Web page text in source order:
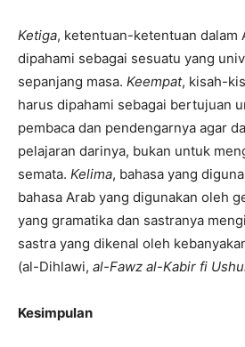
Ketiga, ketentuan-ketentuan dalam
dipahami sebagai sesuatu yang
sepanjang masa. Keempat, kisah-
harus dipahami sebagai bertujuan
pembaca dan pendengarnya agar
pelajaran darinya, bukan untuk
semata. Kelima, bahasa yang
bahasa Arab yang digunakan oleh
yang gramatika dan sastranya
sastra yang dikenal oleh
(al-Dihlawi, al-Fawz al-Kabir fi
Kesimpulan